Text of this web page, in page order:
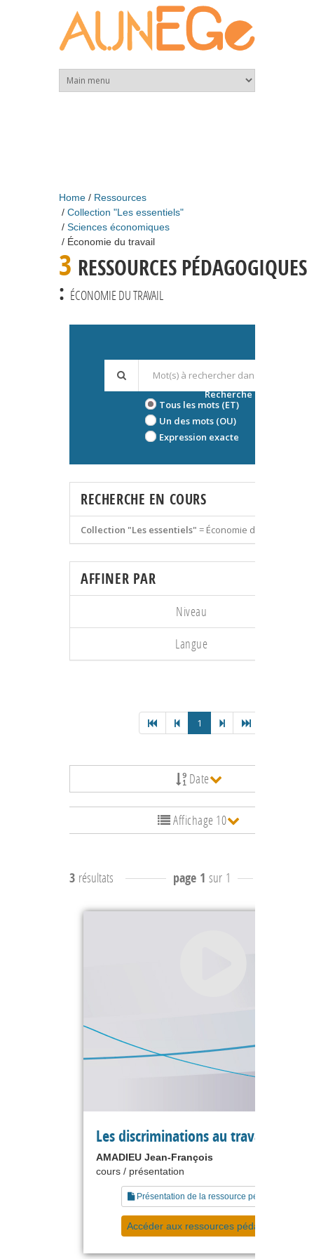
Home
Ressources
Collection "Les essentiels"
Sciences économiques
Économie du travail
3 RESSOURCES PÉDAGOGIQUES
: ÉCONOMIE DU TRAVAIL
Tous les mots (ET)
Un des mots (OU)
Expression exacte
Recherche avancée
RECHERCHE EN COURS
Collection "Les essentiels" = Économie du travail
AFFINER PAR
Niveau
Langue
1
Date
Affichage 10
3 résultats page 1 sur 1
Les discriminations au travail
AMADIEU Jean-François
cours / présentation
Présentation de la ressource pédagogique
Accéder aux ressources pédagogiques